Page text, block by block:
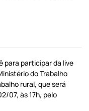
para participar da live
do Trabalho
rural, que será
07, às 17h, pelo